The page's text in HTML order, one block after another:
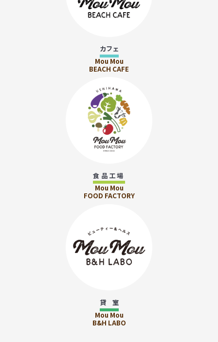
カフェ
Mou Mou
BEACH CAFE
食品工場
Mou Mou
FOOD FACTORY
貸 室
Mou Mou
B&H LABO